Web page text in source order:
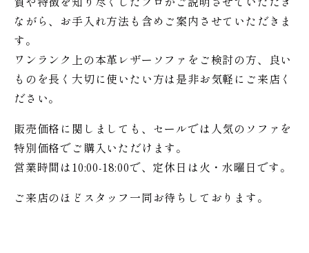
ながら、お手入れ方法も含めご案内させていただきま
す。
ワンランク上の本革レザーソファをご検討の方、良い
ものを長く大切に使いたい方は是非お気軽にご来店く
ださい。
販売価格に関しましても、セールでは人気のソファを
特別価格でご購入いただけます。
営業時間は10:00-18:00で、定休日は火・水曜日です。
ご来店のほどスタッフ一同お待ちしております。